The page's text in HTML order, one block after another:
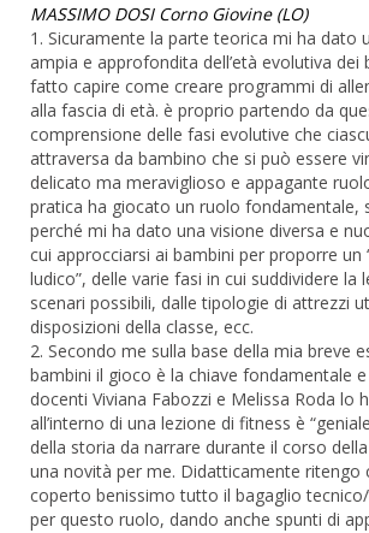
MASSIMO DOSI Corno Giovine (LO)
1. Sicuramente la parte teorica mi ha dato
ampia e approfondita dell’età evolutiva dei
fatto capire come creare programmi di
alla fascia di età. è proprio partendo da
comprensione delle fasi evolutive che
attraversa da bambino che si può essere
delicato ma meraviglioso e appagante
pratica ha giocato un ruolo fondamentale,
perché mi ha dato una visione diversa e
cui approcciarsi ai bambini per proporre un
ludico”, delle varie fasi in cui suddividere la
scenari possibili, dalle tipologie di attrezzi
disposizioni della classe, ecc.
2. Secondo me sulla base della mia breve
bambini il gioco è la chiave fondamentale
docenti Viviana Fabozzi e Melissa Roda lo
all’interno di una lezione di fitness è
della storia da narrare durante il corso
una novità per me. Didatticamente ritengo
coperto benissimo tutto il bagaglio
per questo ruolo, dando anche spunti di